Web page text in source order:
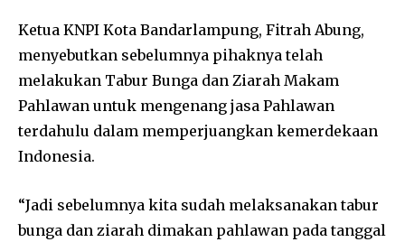
Ketua KNPI Kota Bandarlampung, Fitrah Abung,
menyebutkan sebelumnya pihaknya telah
melakukan Tabur Bunga dan Ziarah Makam
Pahlawan untuk mengenang jasa Pahlawan
terdahulu dalam memperjuangkan kemerdekaan
Indonesia.
“Jadi sebelumnya kita sudah melaksanakan tabur
bunga dan ziarah dimakan pahlawan pada tanggal